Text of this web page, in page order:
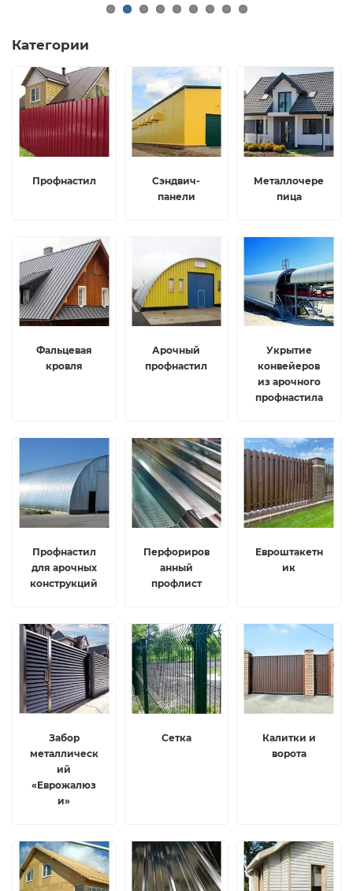
Категории
Профнастил
Сэндвич-
панели
Металлочере
пица
Фальцевая
кровля
Арочный
профнастил
Укрытие
конвейеров
из арочного
профнастила
Профнастил
для арочных
конструкций
Перфориров
анный
профлист
Евроштакетн
ик
Забор
металлическ
ий
«Еврожалюз
и»
Сетка
Калитки и
ворота